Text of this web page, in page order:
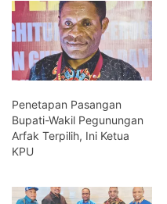
Penetapan Pasangan
Bupati-Wakil Pegunungan
Arfak Terpilih, Ini Ketua
KPU